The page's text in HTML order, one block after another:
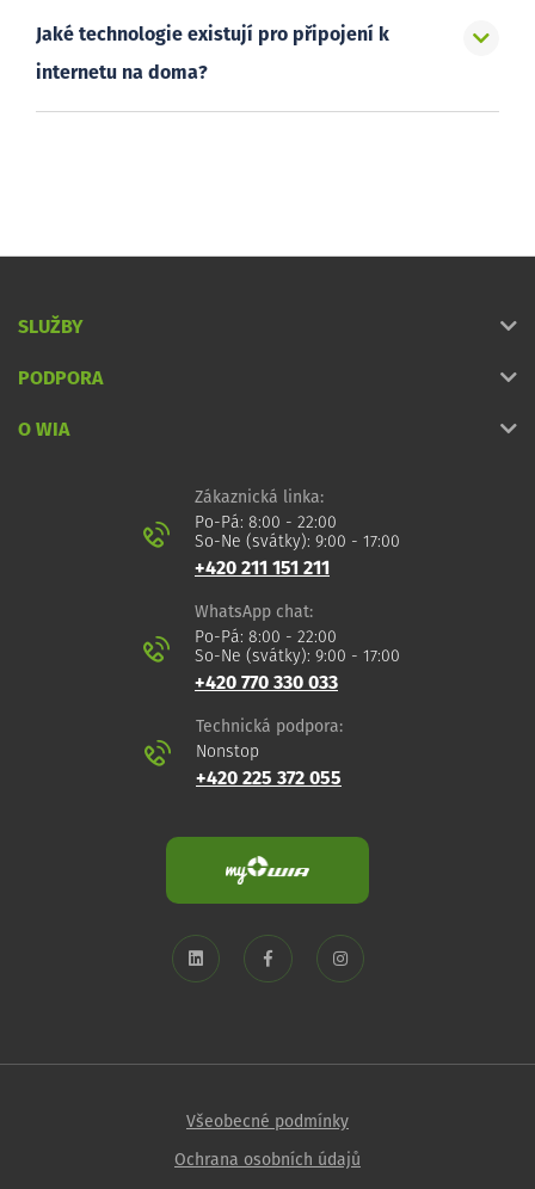
Jaké technologie existují pro připojení k
internetu na doma?
SLUŽBY
PODPORA
O WIA
Zákaznická linka:
Po-Pá: 8:00 - 22:00
So-Ne (svátky): 9:00 - 17:00
+420 211 151 211
WhatsApp chat:
Po-Pá: 8:00 - 22:00
So-Ne (svátky): 9:00 - 17:00
+420 770 330 033
Technická podpora:
Nonstop
+420 225 372 055
Všeobecné podmínky
Ochrana osobních údajů